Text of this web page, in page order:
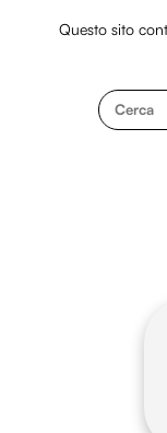
Questo sito
Cerca